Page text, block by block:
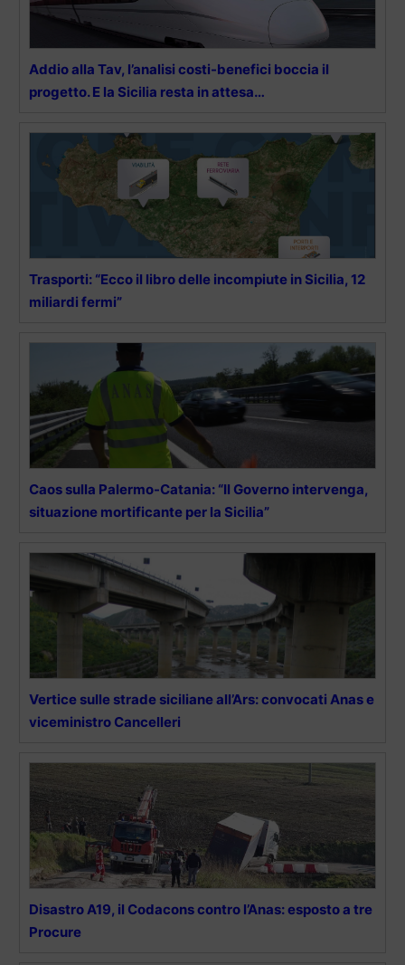
Addio alla Tav, l’analisi costi-benefici boccia il
progetto. E la Sicilia resta in attesa…
Trasporti: “Ecco il libro delle incompiute in Sicilia, 12
miliardi fermi”
Caos sulla Palermo-Catania: “Il Governo intervenga,
situazione mortificante per la Sicilia”
Vertice sulle strade siciliane all’Ars: convocati Anas e
viceministro Cancelleri
Disastro A19, il Codacons contro l’Anas: esposto a tre
Procure